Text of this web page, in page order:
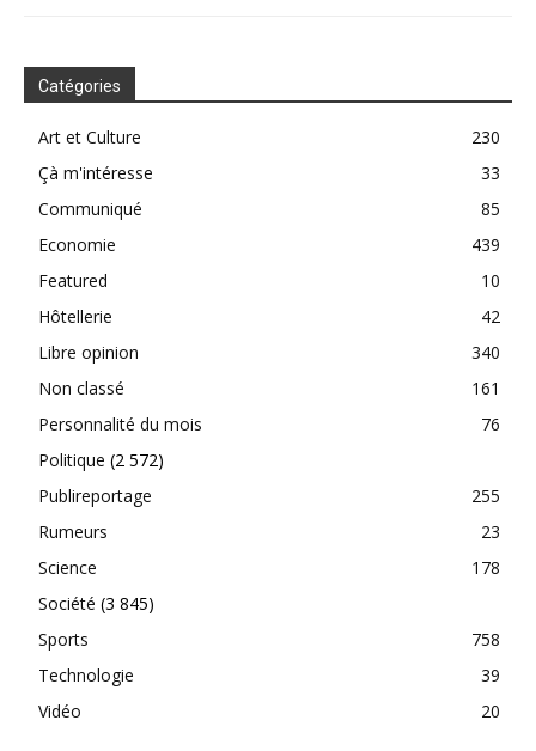
Catégories
Art et Culture
230
Çà m'intéresse
33
Communiqué
85
Economie
439
Featured
10
Hôtellerie
42
Libre opinion
340
Non classé
161
Personnalité du mois
76
Politique (2 572)
Publireportage
255
Rumeurs
23
Science
178
Société (3 845)
Sports
758
Technologie
39
Vidéo
20